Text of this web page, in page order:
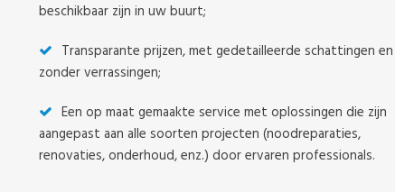
beschikbaar zijn in uw buurt;
Transparante prijzen, met gedetailleerde schattingen en
zonder verrassingen;
Een op maat gemaakte service met oplossingen die zijn
aangepast aan alle soorten projecten (noodreparaties,
renovaties, onderhoud, enz.) door ervaren professionals.